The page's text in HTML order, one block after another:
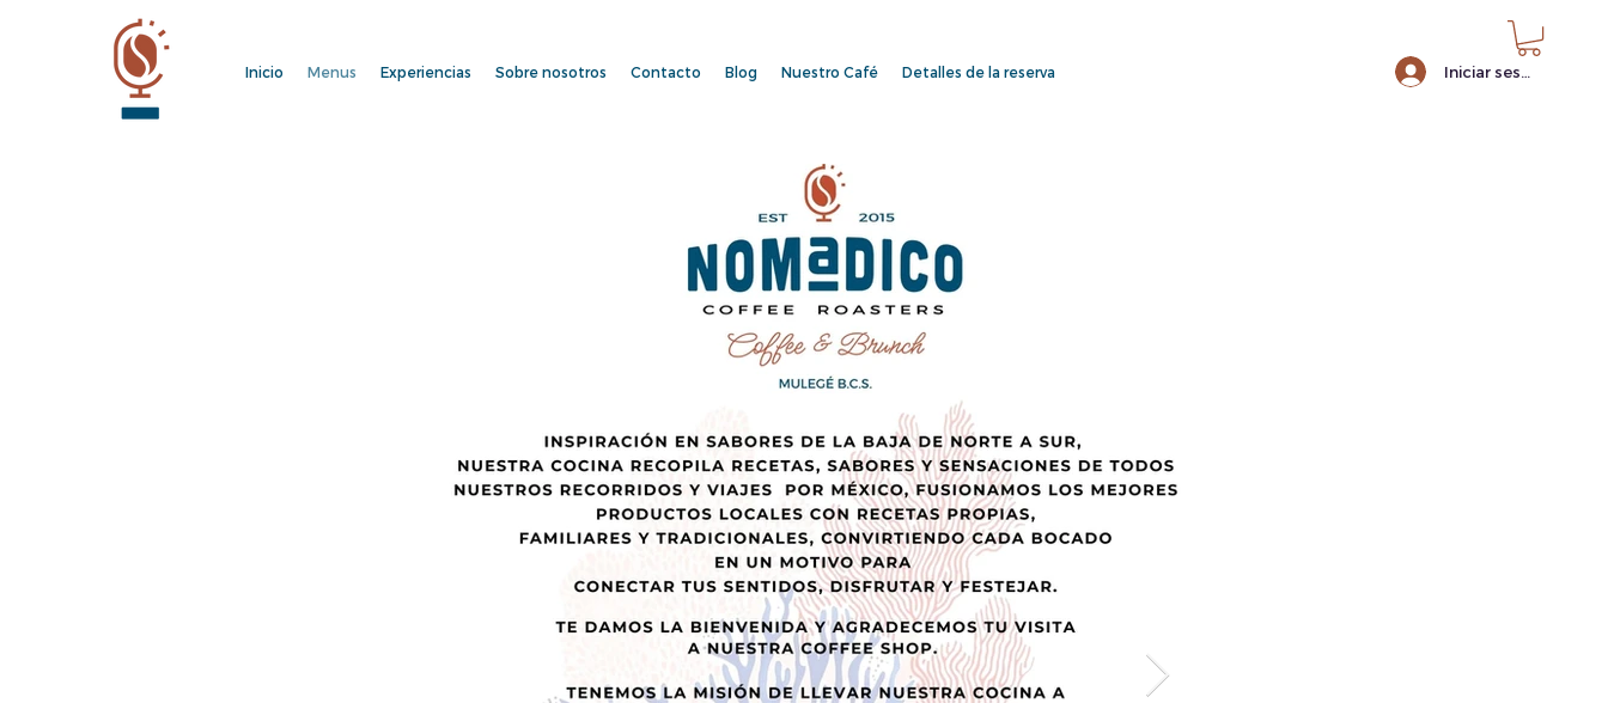
Inicio Menus Experiencias Sobre nosotros Contacto Blog Nuestro Café Detalles de la reserva Iniciar sesión